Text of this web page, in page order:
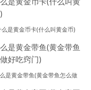
么是黄金币卡(什么叫黄金币)
是黄金带鱼(黄金带鱼怎么做